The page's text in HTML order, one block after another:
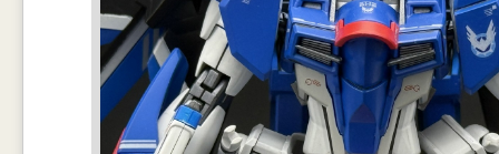
ความสนุกของอากาศยานบนเรือบรรทุกเครื่องบินคือความไม่เรียบร้อยข